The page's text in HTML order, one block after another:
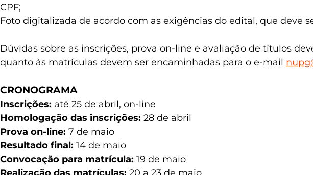
CPF;
Foto digitalizada de acordo com as exigências do edital, que deve
Dúvidas sobre as inscrições, prova on-line e avaliação de títulos
quanto às matrículas devem ser encaminhadas para o e-mail
CRONOGRAMA
Inscrições: até 25 de abril, on-line
Homologação das inscrições: 28 de abril
Prova on-line: 7 de maio
Resultado final: 14 de maio
Convocação para matrícula: 19 de maio